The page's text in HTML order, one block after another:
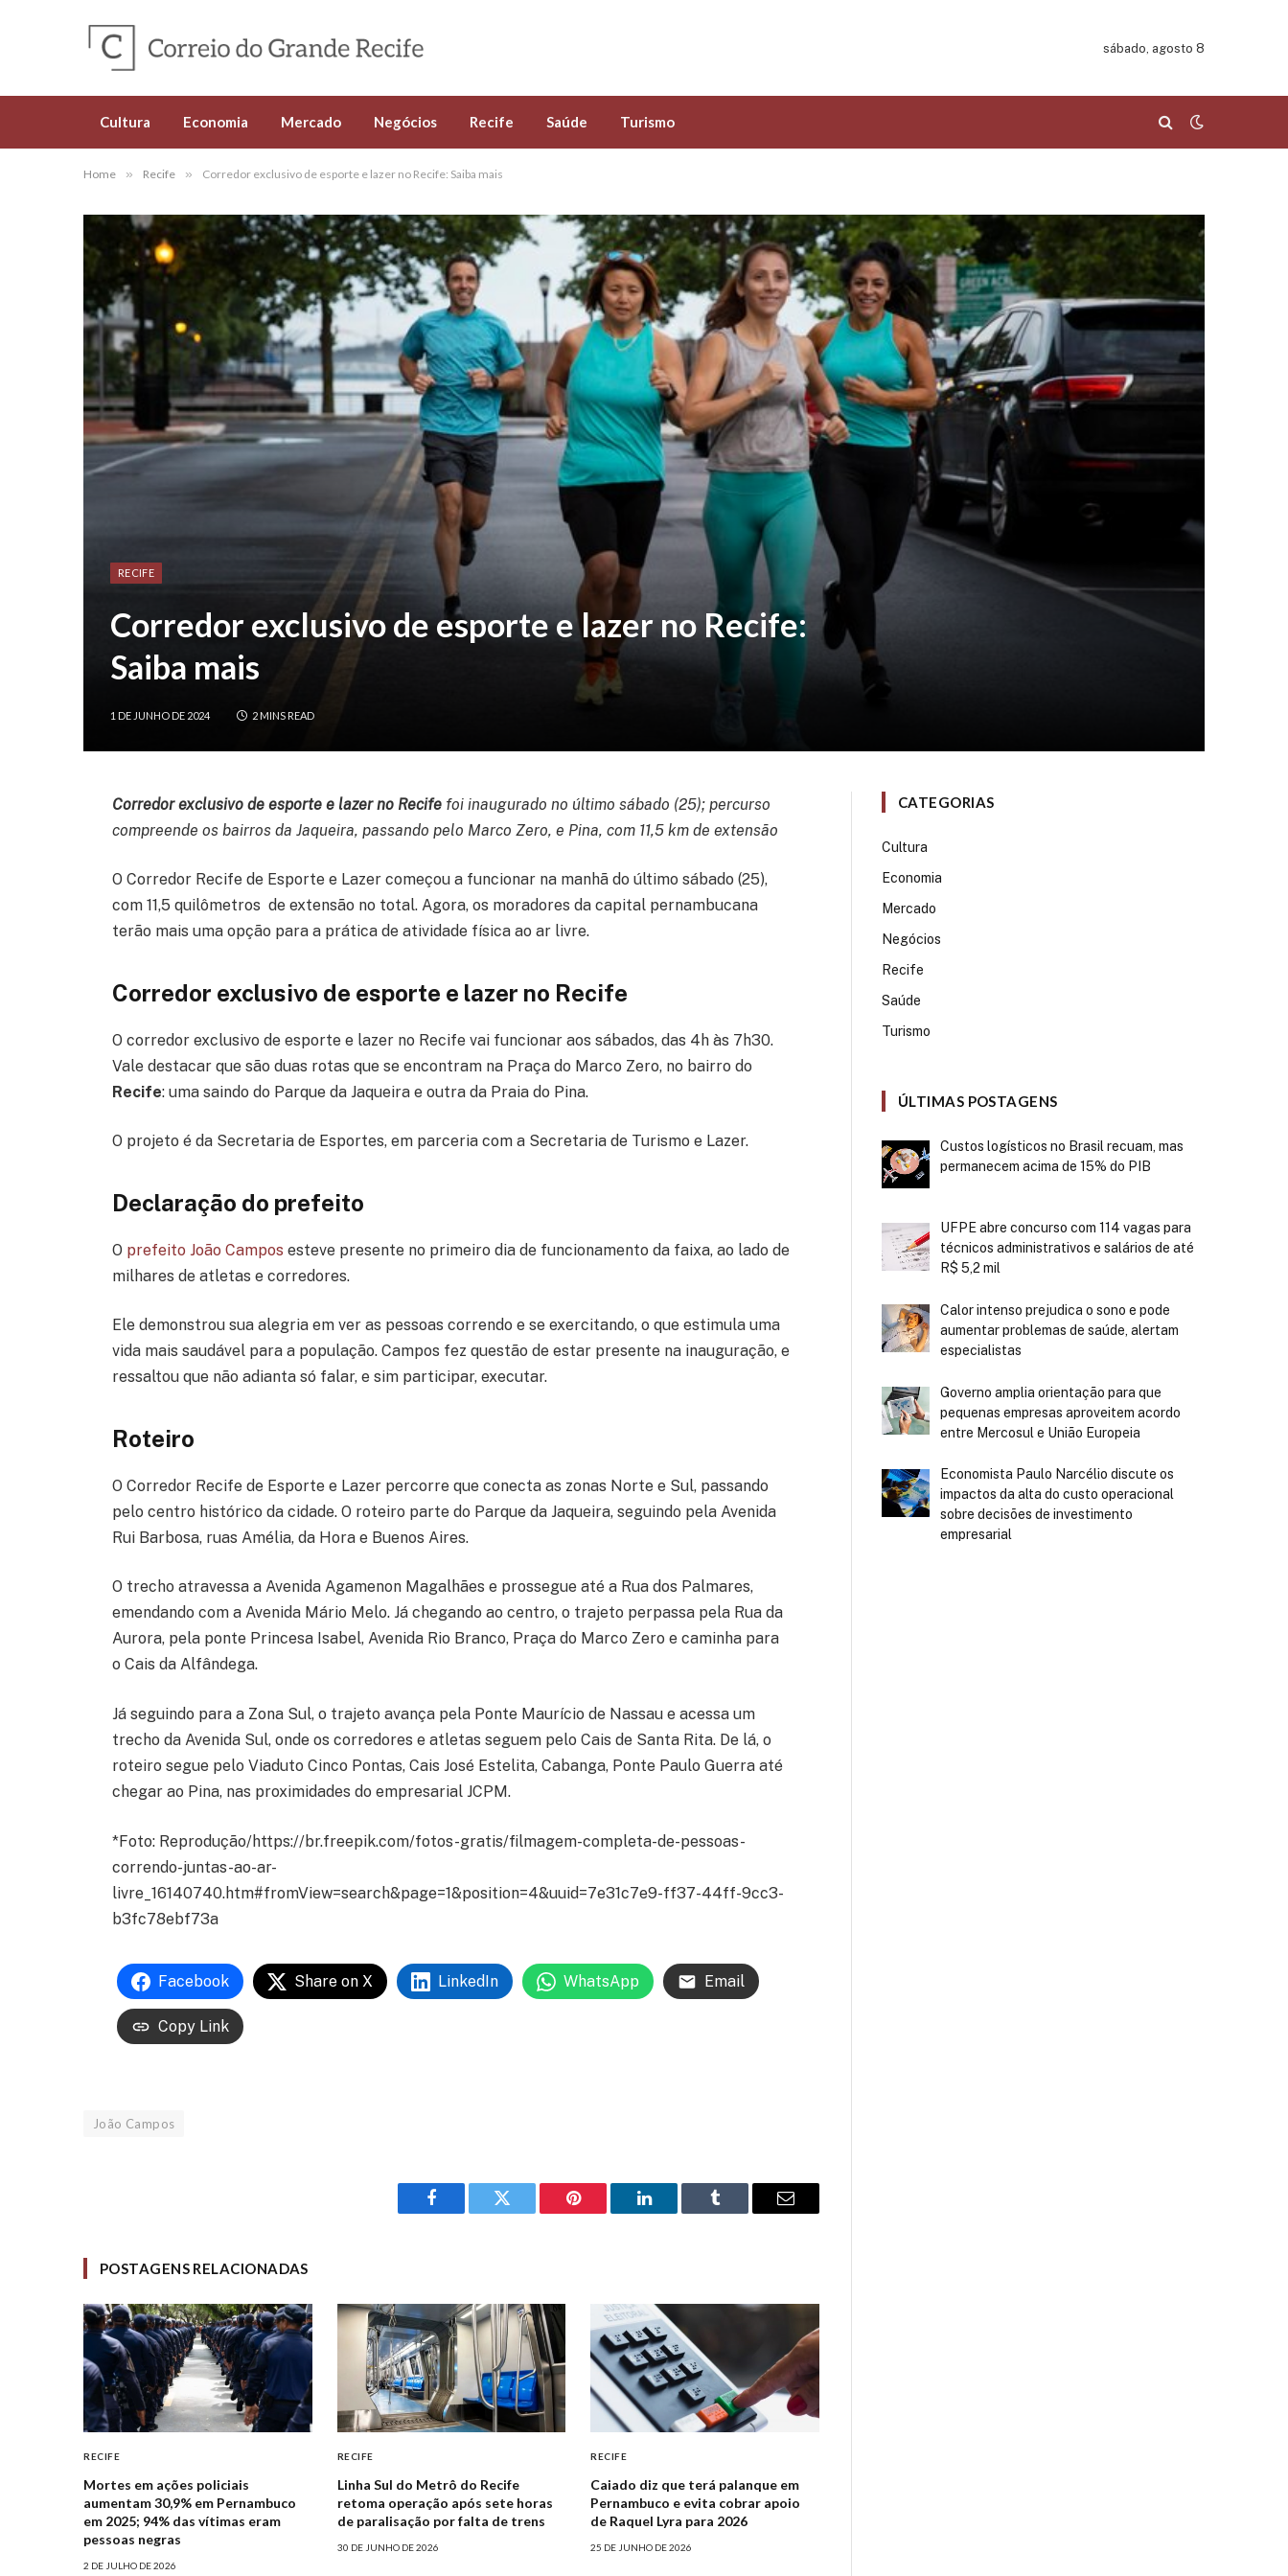
sábado, agosto 8
Cultura Economia Mercado Negócios Recife Saúde Turismo
Home » Recife » Corredor exclusivo de esporte e lazer no Recife: Saiba mais
RECIFE
Corredor exclusivo de esporte e lazer no Recife:
Saiba mais
1 DE JUNHO DE 2024 2 MINS READ
Corredor exclusivo de esporte e lazer no Recife foi inaugurado no último sábado (25); percurso
compreende os bairros da Jaqueira, passando pelo Marco Zero, e Pina, com 11,5 km de extensão
O Corredor Recife de Esporte e Lazer começou a funcionar na manhã do último sábado (25),
com 11,5 quilômetros de extensão no total. Agora, os moradores da capital pernambucana
terão mais uma opção para a prática de atividade física ao ar livre.
Corredor exclusivo de esporte e lazer no Recife
O corredor exclusivo de esporte e lazer no Recife vai funcionar aos sábados, das 4h às 7h30.
Vale destacar que são duas rotas que se encontram na Praça do Marco Zero, no bairro do
Recife: uma saindo do Parque da Jaqueira e outra da Praia do Pina.
O projeto é da Secretaria de Esportes, em parceria com a Secretaria de Turismo e Lazer.
Declaração do prefeito
O prefeito João Camposesteve presente no primeiro dia de funcionamento da faixa, ao lado de
milhares de atletas e corredores.
Ele demonstrou sua alegria em ver as pessoas correndo e se exercitando, o que estimula uma
vida mais saudável para a população. Campos fez questão de estar presente na inauguração, e
ressaltou que não adianta só falar, e sim participar, executar.
Roteiro
O Corredor Recife de Esporte e Lazer percorre que conecta as zonas Norte e Sul, passando
pelo centro histórico da cidade. O roteiro parte do Parque da Jaqueira, seguindo pela Avenida
Rui Barbosa, ruas Amélia, da Hora e Buenos Aires.
O trecho atravessa a Avenida Agamenon Magalhães e prossegue até a Rua dos Palmares,
emendando com a Avenida Mário Melo. Já chegando ao centro, o trajeto perpassa pela Rua da
Aurora, pela ponte Princesa Isabel, Avenida Rio Branco, Praça do Marco Zero e caminha para
o Cais da Alfândega.
Já seguindo para a Zona Sul, o trajeto avança pela Ponte Maurício de Nassau e acessa um
trecho da Avenida Sul, onde os corredores e atletas seguem pelo Cais de Santa Rita. De lá, o
roteiro segue pelo Viaduto Cinco Pontas, Cais José Estelita, Cabanga, Ponte Paulo Guerra até
chegar ao Pina, nas proximidades do empresarial JCPM.
*Foto: Reprodução/https://br.freepik.com/fotos-gratis/filmagem-completa-de-pessoas-
correndo-juntas-ao-ar-
livre_16140740.htm#fromView=search&page=1&position=4&uuid=7e31c7e9-ff37-44ff-9cc3-
b3fc78ebf73a
Facebook Share on X LinkedIn WhatsApp Email
Copy Link
João Campos
Facebook Twitter Pinterest LinkedIn Tumblr Email
POSTAGENS RELACIONADAS
RECIFE
Mortes em ações policiais
aumentam 30,9% em Pernambuco
em 2025; 94% das vítimas eram
pessoas negras
2 DE JULHO DE 2026
RECIFE
Linha Sul do Metrô do Recife
retoma operação após sete horas
de paralisação por falta de trens
30 DE JUNHO DE 2026
RECIFE
Caiado diz que terá palanque em
Pernambuco e evita cobrar apoio
de Raquel Lyra para 2026
25 DE JUNHO DE 2026
CATEGORIAS
Cultura
Economia
Mercado
Negócios
Recife
Saúde
Turismo
ÚLTIMAS POSTAGENS
Custos logísticos no Brasil recuam, mas
permanecem acima de 15% do PIB
UFPE abre concurso com 114 vagas para
técnicos administrativos e salários de até
R$ 5,2 mil
Calor intenso prejudica o sono e pode
aumentar problemas de saúde, alertam
especialistas
Governo amplia orientação para que
pequenas empresas aproveitem acordo
entre Mercosul e União Europeia
Economista Paulo Narcélio discute os
impactos da alta do custo operacional
sobre decisões de investimento
empresarial